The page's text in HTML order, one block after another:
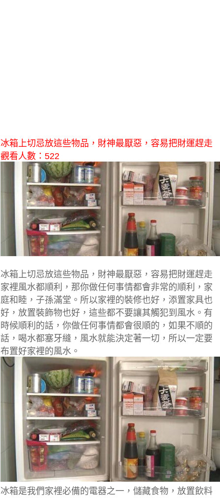
冰箱上切忌放這些物品，財神最厭惡，容易把財運趕走
觀看人數：522
冰箱上切忌放這些物品，財神最厭惡，容易把財運趕走
家裡風水都順利，那你做任何事情都會非常的順利，家
庭和睦，子孫滿堂。所以家裡的裝修也好，添置家具也
好，放置裝飾物也好，這些都不要讓其觸犯到風水。有
時候順利的話，你做任何事情都會很順的，如果不順的
話，喝水都塞牙縫，風水就能決定著一切，所以一定要
布置好家裡的風水。
冰箱是我們家裡必備的電器之一，儲藏食物，放置飲料